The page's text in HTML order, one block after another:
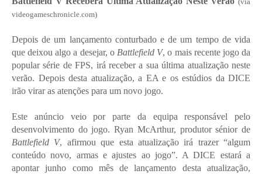
videogameschronicle.com)
Depois de um lançamento conturbado e de um tempo de vida
que deixou algo a desejar, o Battlefield V, o mais recente jogo da
popular série de FPS, irá receber a sua última atualização neste
verão. Depois desta atualização, a EA e os estúdios da DICE
irão virar as atenções para um novo jogo.
Este anúncio veio por parte da equipa responsável pelo
desenvolvimento do jogo. Ryan McArthur, produtor sénior de
Battlefield V, afirmou que esta atualização irá trazer “algum
conteúdo novo, armas e ajustes ao jogo”. A DICE estará a
apontar junho como mês de lançamento desta atualização,